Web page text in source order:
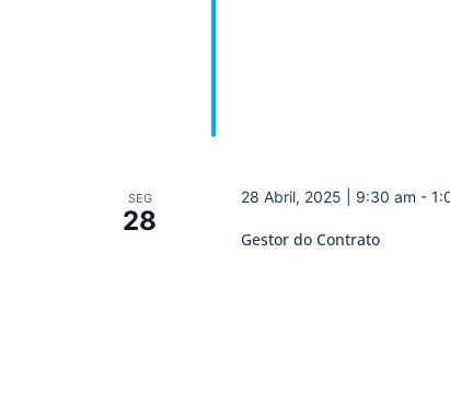
SEG
28
Gestor do Contrato
28 Abril, 2025 | 9:30 am -